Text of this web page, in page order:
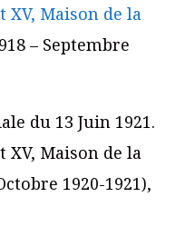
XV, Maison de la
– Septembre
du 13 Juin 1921.
XV, Maison de la
1920-1921),